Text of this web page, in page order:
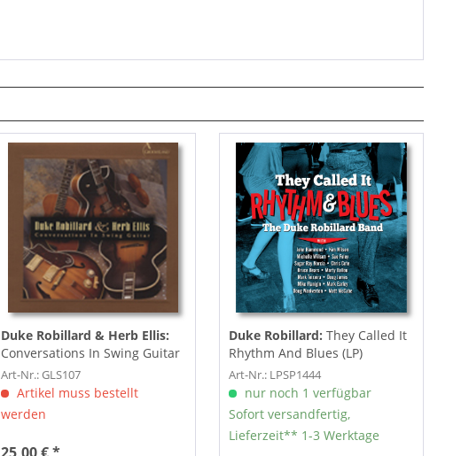
Duke Robillard & Herb Ellis:
Conversations In Swing Guitar
Art-Nr.: GLS107
Artikel muss bestellt
werden
Duke Robillard: They Called It
Rhythm And Blues (LP)
Art-Nr.: LPSP1444
nur noch 1 verfügbar
Sofort versandfertig,
Lieferzeit** 1-3 Werktage